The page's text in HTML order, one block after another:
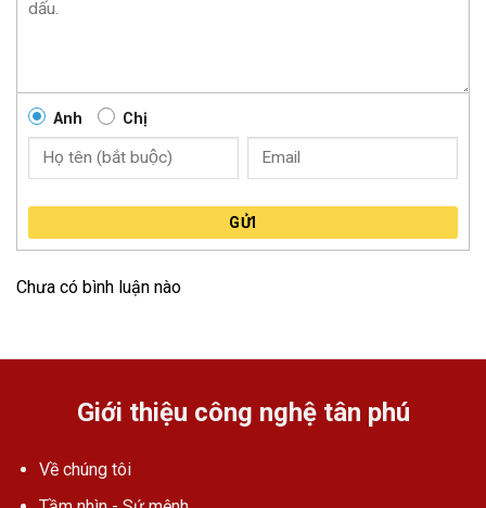
Anh Chị
GỬI
Chưa có bình luận nào
Giới thiệu công nghệ tân phú
Về chúng tôi